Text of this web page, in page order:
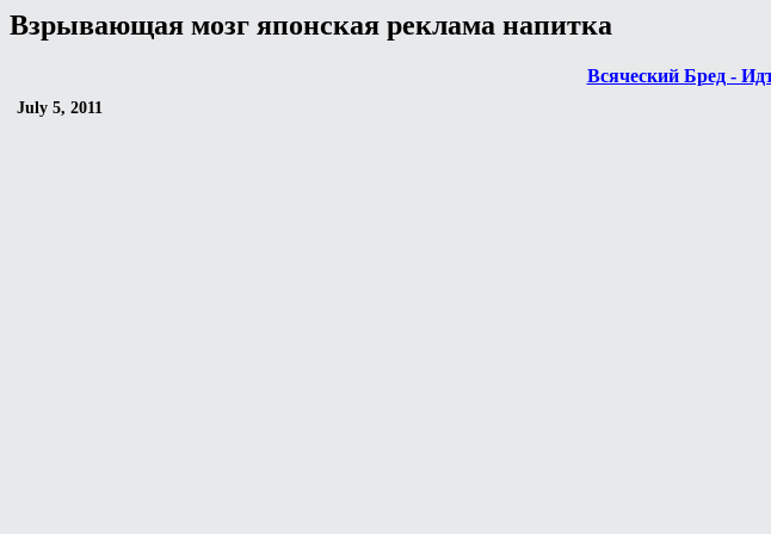
Взрывающая мозг японская реклама напитка
Всяческий Бред -
July 5, 2011